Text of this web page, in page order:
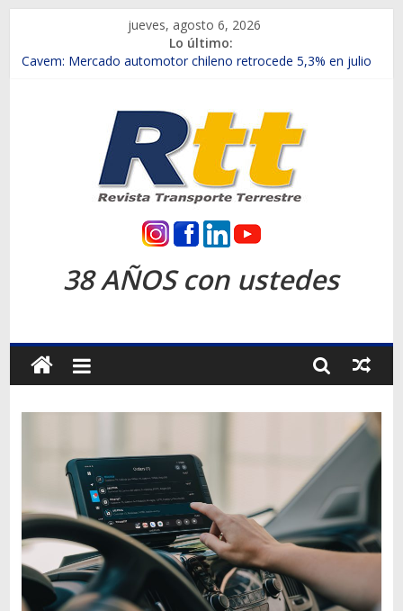
contenido
jueves, agosto 6, 2026
Lo último:
Chile es el primer mercado internacional en lanzar la nueva
Salfa suma vehículos electrificados de Chevrolet en el Biobío
Samex amplía su red con nuevas sucursales en Rancagua y
SINOTRUK Pick-ups presentó la recién estrenada Bolden en
la Expo Compras Públicas 2026
Revista
Transporte
Terrestre
motos,
información
del
mundo
del
transporte
38 AÑOS con ustedes